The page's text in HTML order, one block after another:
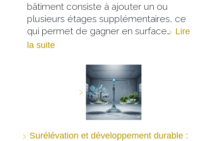
bâtiment consiste à ajouter un ou
plusieurs étages supplémentaires, ce
qui permet de gagner en surface… Lire
la suite
Surélévation et développement durable :